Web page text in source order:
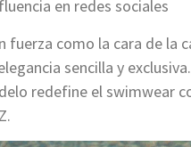
en redes sociales
fuerza como la cara de la
sencilla y
redefine el swimwear